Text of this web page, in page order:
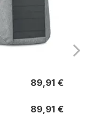
89,91 €
89,91 €